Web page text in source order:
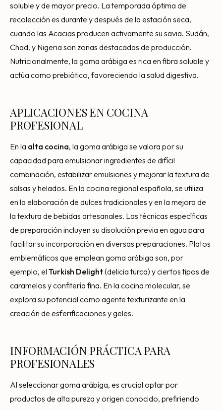
soluble y de mayor precio. La temporada óptima de
recolección es durante y después de la estación seca,
cuando las Acacias producen activamente su savia. Sudán,
Chad, y Nigeria son zonas destacadas de producción.
Nutricionalmente, la goma arábiga es rica en fibra soluble y
actúa como prebiótico, favoreciendo la salud digestiva.
APLICACIONES EN COCINA
PROFESIONAL
En la alta cocina, la goma arábiga se valora por su
capacidad para emulsionar ingredientes de difícil
combinación, estabilizar emulsiones y mejorar la textura de
salsas y helados. En la cocina regional española, se utiliza
en la elaboración de dulces tradicionales y en la mejora de
la textura de bebidas artesanales. Las técnicas específicas
de preparación incluyen su disolución previa en agua para
facilitar su incorporación en diversas preparaciones. Platos
emblemáticos que emplean goma arábiga son, por
ejemplo, el Turkish Delight(delicia turca) y ciertos tipos de
caramelos y confitería fina. En la cocina molecular, se
explora su potencial como agente texturizante en la
creación de esferificaciones y geles.
INFORMACIÓN PRÁCTICA PARA
PROFESIONALES
Al seleccionar goma arábiga, es crucial optar por
productos de alta pureza y origen conocido, prefiriendo